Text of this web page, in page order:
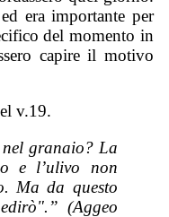
era importante per
del momento in
capire il motivo
v.19.
nel granaio? La
e l’ulivo non
Ma da questo
(Aggeo